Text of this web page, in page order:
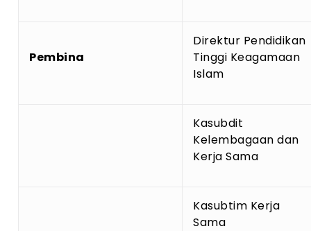
Pembina
Direktur Pendidikan
Tinggi Keagamaan
Islam
Kasubdit
Kelembagaan dan
Kerja Sama
Kasubtim Kerja
Sama